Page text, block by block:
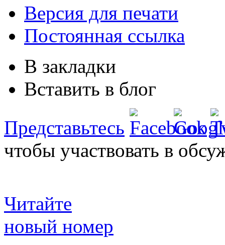
Версия для печати
Постоянная ссылка
В закладки
Вставить в блог
Представьтесь
чтобы участвовать в
Читайте
новый номер